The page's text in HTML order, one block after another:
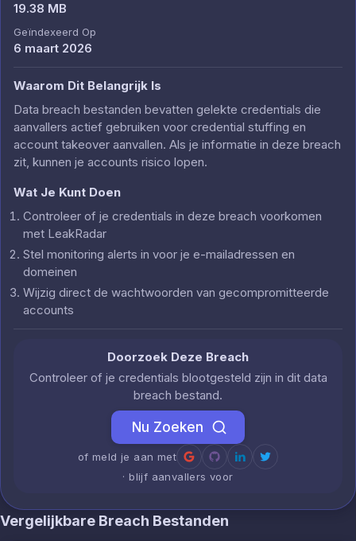
19.38 MB
Geïndexeerd Op
6 maart 2026
Waarom Dit Belangrijk Is
Data breach bestanden bevatten gelekte credentials die
aanvallers actief gebruiken voor credential stuffing en
account takeover aanvallen. Als je informatie in deze breach
zit, kunnen je accounts risico lopen.
Wat Je Kunt Doen
Controleer of je credentials in deze breach voorkomen
met LeakRadar
Stel monitoring alerts in voor je e-mailadressen en
domeinen
Wijzig direct de wachtwoorden van gecompromitteerde
accounts
Doorzoek Deze Breach
Controleer of je credentials blootgesteld zijn in dit data
breach bestand.
Nu Zoeken
of meld je aan met
· blijf aanvallers voor
Vergelijkbare Breach Bestanden